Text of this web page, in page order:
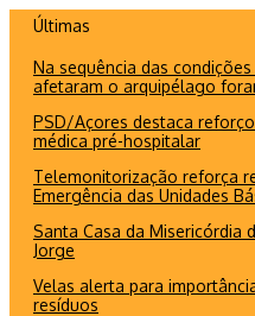
conteúdo
Últimas
Na sequência das
afetaram o arquipélago
PSD/Açores destaca
médica pré-hospitalar
Telemonitorização reforça
Emergência das Unidades
Santa Casa da Misericórdia
Jorge
Velas alerta para
resíduos